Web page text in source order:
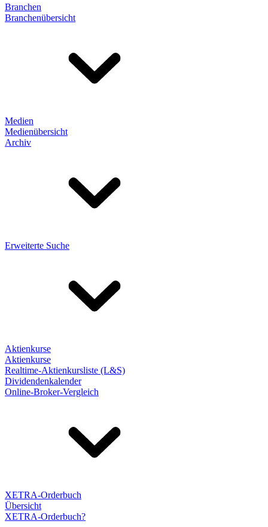
Branchen
Branchenübersicht
Medien
Medienübersicht
Archiv
Erweiterte Suche
Aktienkurse
Aktienkurse
Realtime-Aktienkursliste (L&S)
Dividendenkalender
Online-Broker-Vergleich
XETRA-Orderbuch
Übersicht
XETRA-Orderbuch?